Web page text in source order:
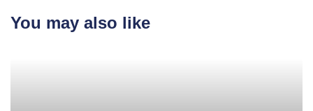
You may also like